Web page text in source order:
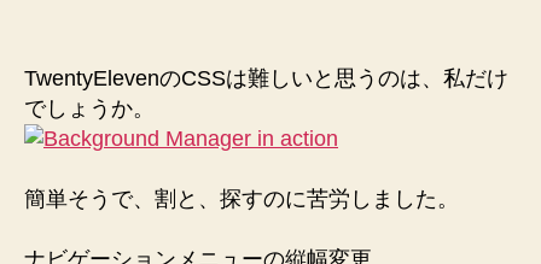
TwentyElevenのCSSは難しいと思うのは、私だけ
でしょうか。
簡単そうで、割と、探すのに苦労しました。